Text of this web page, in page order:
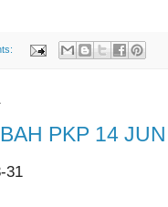
PKP 14
31